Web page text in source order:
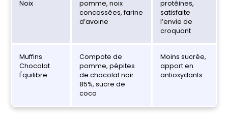
Noix
pomme, noix
concassées, farine
d’avoine
protéines,
satisfaite
l’envie de
croquant
Muffins
Chocolat
Équilibre
Compote de
pomme, pépites
de chocolat noir
85%, sucre de
coco
Moins sucrée,
apport en
antioxydants